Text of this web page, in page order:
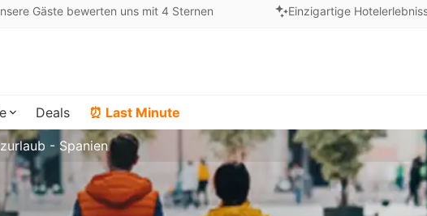
Gäste bewerten uns mit 4 Sternen Einzigartige
Deals ⏰ Last Minute
- Spanien